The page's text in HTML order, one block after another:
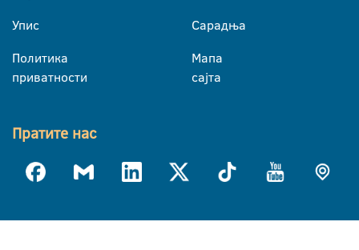
Упис
Политика
приватности
Сарадња
Мапа
сајта
Пратите нас